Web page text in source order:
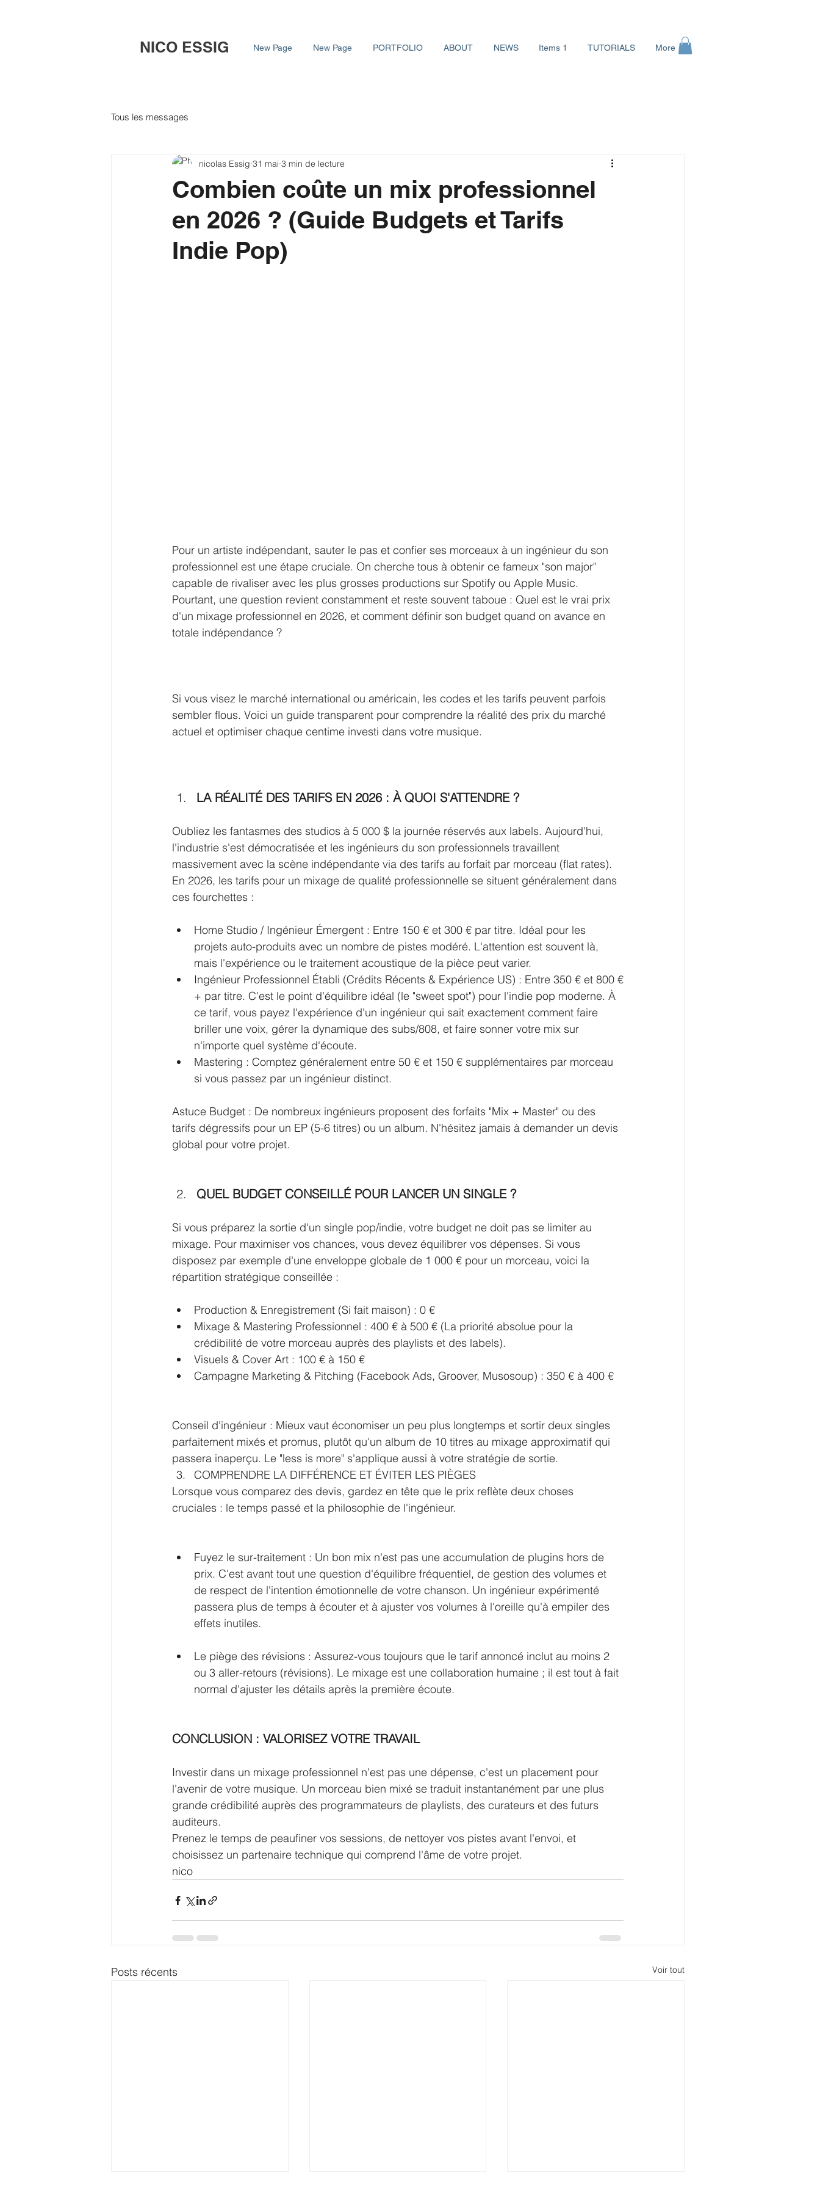
NICO ESSIG New Page New Page PORTFOLIO ABOUT NEWS Items 1 TUTORIALS More
Tous les messages
Combien coûte un mix professionnel
en 2026 ? (Guide Budgets et Tarifs
Indie Pop)
nicolas Essig 31 mai 3 min de lecture
Pour un artiste indépendant, sauter le pas et confier ses morceaux à un ingénieur du son
professionnel est une étape cruciale. On cherche tous à obtenir ce fameux "son major"
capable de rivaliser avec les plus grosses productions sur Spotify ou Apple Music.
Pourtant, une question revient constamment et reste souvent taboue : Quel est le vrai prix
d'un mixage professionnel en 2026, et comment définir son budget quand on avance en
totale indépendance ?
Si vous visez le marché international ou américain, les codes et les tarifs peuvent parfois
sembler flous. Voici un guide transparent pour comprendre la réalité des prix du marché
actuel et optimiser chaque centime investi dans votre musique.
LA RÉALITÉ DES TARIFS EN 2026 : À QUOI S'ATTENDRE ?
Oubliez les fantasmes des studios à 5 000 $ la journée réservés aux labels. Aujourd'hui,
l'industrie s'est démocratisée et les ingénieurs du son professionnels travaillent
massivement avec la scène indépendante via des tarifs au forfait par morceau (flat rates).
En 2026, les tarifs pour un mixage de qualité professionnelle se situent généralement dans
ces fourchettes :
Home Studio / Ingénieur Émergent : Entre 150 € et 300 € par titre. Idéal pour les
projets auto-produits avec un nombre de pistes modéré. L'attention est souvent là,
mais l'expérience ou le traitement acoustique de la pièce peut varier.
Ingénieur Professionnel Établi (Crédits Récents & Expérience US) : Entre 350 € et 800 €
+ par titre. C'est le point d'équilibre idéal (le "sweet spot") pour l'indie pop moderne. À
ce tarif, vous payez l'expérience d'un ingénieur qui sait exactement comment faire
briller une voix, gérer la dynamique des subs/808, et faire sonner votre mix sur
n'importe quel système d'écoute.
Mastering : Comptez généralement entre 50 € et 150 € supplémentaires par morceau
si vous passez par un ingénieur distinct.
Astuce Budget : De nombreux ingénieurs proposent des forfaits "Mix + Master" ou des
tarifs dégressifs pour un EP (5-6 titres) ou un album. N'hésitez jamais à demander un devis
global pour votre projet.
QUEL BUDGET CONSEILLÉ POUR LANCER UN SINGLE ?
Si vous préparez la sortie d'un single pop/indie, votre budget ne doit pas se limiter au
mixage. Pour maximiser vos chances, vous devez équilibrer vos dépenses. Si vous
disposez par exemple d'une enveloppe globale de 1 000 € pour un morceau, voici la
répartition stratégique conseillée :
Production & Enregistrement (Si fait maison) : 0 €
Mixage & Mastering Professionnel : 400 € à 500 € (La priorité absolue pour la
crédibilité de votre morceau auprès des playlists et des labels).
Visuels & Cover Art : 100 € à 150 €
Campagne Marketing & Pitching (Facebook Ads, Groover, Musosoup) : 350 € à 400 €
Conseil d'ingénieur : Mieux vaut économiser un peu plus longtemps et sortir deux singles
parfaitement mixés et promus, plutôt qu'un album de 10 titres au mixage approximatif qui
passera inaperçu. Le "less is more" s'applique aussi à votre stratégie de sortie.
COMPRENDRE LA DIFFÉRENCE ET ÉVITER LES PIÈGES
Lorsque vous comparez des devis, gardez en tête que le prix reflète deux choses
cruciales : le temps passé et la philosophie de l'ingénieur.
Fuyez le sur-traitement : Un bon mix n'est pas une accumulation de plugins hors de
prix. C'est avant tout une question d'équilibre fréquentiel, de gestion des volumes et
de respect de l'intention émotionnelle de votre chanson. Un ingénieur expérimenté
passera plus de temps à écouter et à ajuster vos volumes à l'oreille qu'à empiler des
effets inutiles.
Le piège des révisions : Assurez-vous toujours que le tarif annoncé inclut au moins 2
ou 3 aller-retours (révisions). Le mixage est une collaboration humaine ; il est tout à fait
normal d'ajuster les détails après la première écoute.
CONCLUSION : VALORISEZ VOTRE TRAVAIL
Investir dans un mixage professionnel n'est pas une dépense, c'est un placement pour
l'avenir de votre musique. Un morceau bien mixé se traduit instantanément par une plus
grande crédibilité auprès des programmateurs de playlists, des curateurs et des futurs
auditeurs.
Prenez le temps de peaufiner vos sessions, de nettoyer vos pistes avant l'envoi, et
choisissez un partenaire technique qui comprend l'âme de votre projet.
nico
Posts récents Voir tout